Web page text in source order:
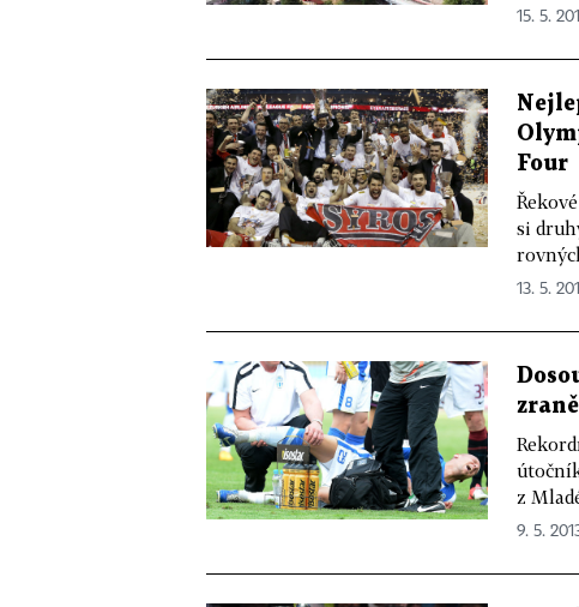
15. 5.
Four
si
13. 5.
z
9. 5.